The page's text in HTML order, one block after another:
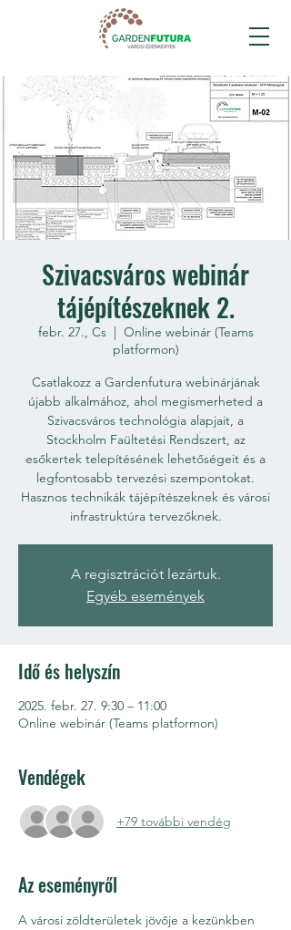
Szivacsváros webinár
tájépítészeknek 2.
febr. 27., Cs
  |
Online webinár (Teams
platformon)
Csatlakozz a Gardenfutura webinárjának
újabb alkalmához, ahol megismerheted a
Szivacsváros technológia alapjait, a
Stockholm Faültetési Rendszert, az
esőkertek telepítésének lehetőségeit és a
legfontosabb tervezési szempontokat.
Hasznos technikák tájépítészeknek és városi
infrastruktúra tervezőknek.
A regisztrációt lezártuk.
Egyéb események
Idő és helyszín
2025. febr. 27. 9:30 – 11:00
Online webinár (Teams platformon)
Vendégek
+79 további vendég
Az eseményről
A városi zöldterületek jövője a kezünkben